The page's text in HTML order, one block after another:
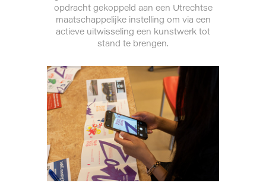
opdracht gekoppeld aan een Utrechtse
maatschappelijke instelling om via een
actieve uitwisseling een kunstwerk tot
stand te brengen.